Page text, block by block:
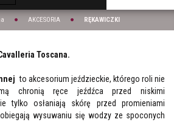
a
n
g
AKCESORIA RĘKAWICZKI
Toscana.
to akcesorium jeździeckie, którego roli nie
chronią ręce jeźdźca przed niskimi
tylko osłaniają skórę przed promieniami
wysuwaniu się wodzy ze spoconych